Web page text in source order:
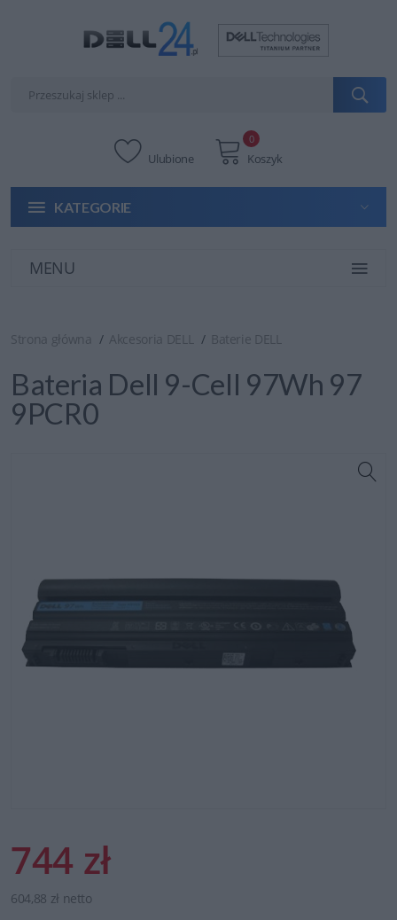
Ulubione Koszyk
0
KATEGORIE
MENU
Strona główna Akcesoria DELL Baterie DELL
Bateria Dell 9-Cell 97Wh 97
9PCR0
744 zł
604,88 zł netto